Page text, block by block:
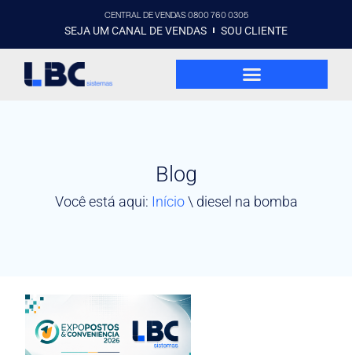
CENTRAL DE VENDAS 0800 760 0305
SEJA UM CANAL DE VENDAS SOU CLIENTE
Blog
Você está aqui: Início\ diesel na bomba